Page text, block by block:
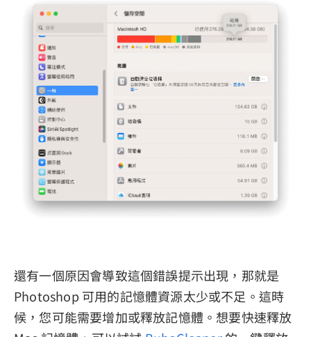
還有一個原因會導致這個錯誤提示出現，那就是
Photoshop 可用的記憶體資源太少或不足。這時
候，您可能需要增加或釋放記憶體。想要快速釋放